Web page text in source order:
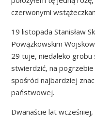
czerwonymi
19 listopada Stanisław
Powązkowskim
29 tuje, niedaleko
stwierdzić, na pogrzebie
spośród najbardziej
państwowej.
Dwanaście lat